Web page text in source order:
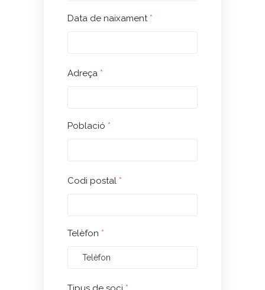
Data de naixament *
Adreça *
Població *
Codi postal *
Telèfon *